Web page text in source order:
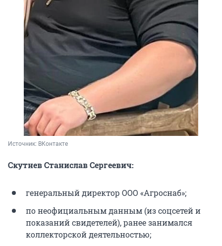
Источник: ВКонтакте
Скутнев Станислав Сергеевич:
генеральный директор ООО «Агроснаб»;
по неофициальным данным (из соцсетей и
показаний свидетелей), ранее занимался
коллекторской деятельностью;